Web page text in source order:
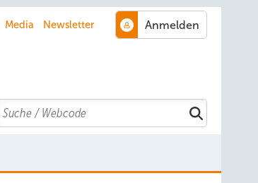
Media Newsletter
Search